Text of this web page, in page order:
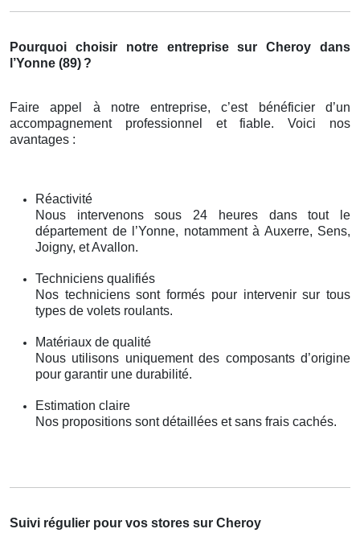
Pourquoi choisir notre entreprise sur Cheroy dans
l’Yonne (89) ?
Faire appel à notre entreprise, c’est bénéficier d’un
accompagnement professionnel et fiable. Voici nos
avantages :
Réactivité
Nous intervenons sous 24 heures dans tout le
département de l’Yonne, notamment à Auxerre, Sens,
Joigny, et Avallon.
Techniciens qualifiés
Nos techniciens sont formés pour intervenir sur tous
types de volets roulants.
Matériaux de qualité
Nous utilisons uniquement des composants d’origine
pour garantir une durabilité.
Estimation claire
Nos propositions sont détaillées et sans frais cachés.
Suivi régulier pour vos stores sur Cheroy